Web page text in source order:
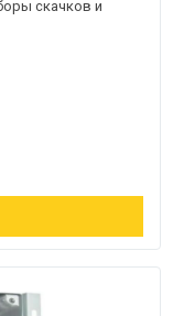
скачков и